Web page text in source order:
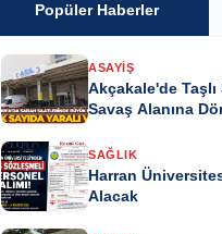
Popüler Haberler
ASAYIŞ
Akçakale'de Taşlı
Savaş Alanına
SAĞLIK
Harran
Alacak